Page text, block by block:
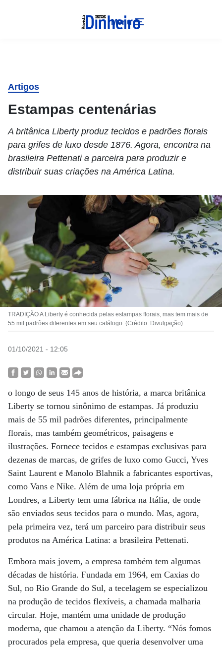
Menu
Artigos
Estampas centenárias
A britânica Liberty produz tecidos e padrões florais
para grifes de luxo desde 1876. Agora, encontra na
brasileira Pettenati a parceira para produzir e
distribuir suas criações na América Latina.
TRADIÇÃO A Liberty é conhecida pelas estampas florais, mas tem mais de
55 mil padrões diferentes em seu catálogo. (Crédito: Divulgação)
01/10/2021 - 12:05
o longo de seus 145 anos de história, a marca britânica
Liberty se tornou sinônimo de estampas. Já produziu
mais de 55 mil padrões diferentes, principalmente
florais, mas também geométricos, paisagens e
ilustrações. Fornece tecidos e estampas exclusivas para
dezenas de marcas, de grifes de luxo como Gucci, Yves
Saint Laurent e Manolo Blahnik a fabricantes esportivas,
como Vans e Nike. Além de uma loja própria em
Londres, a Liberty tem uma fábrica na Itália, de onde
são enviados seus tecidos para o mundo. Mas, agora,
pela primeira vez, terá um parceiro para distribuir seus
produtos na América Latina: a brasileira Pettenati.
Embora mais jovem, a empresa também tem algumas
décadas de história. Fundada em 1964, em Caxias do
Sul, no Rio Grande do Sul, a tecelagem se especializou
na produção de tecidos flexíveis, a chamada malharia
circular. Hoje, mantém uma unidade de produção
moderna, que chamou a atenção da Liberty. “Nós fomos
procurados pela empresa, que queria desenvolver uma